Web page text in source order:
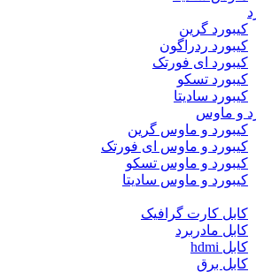
کیبورد گرین
کیبورد ردراگون
کیبورد ای فورتک
کیبورد تسکو
کیبورد سادیتا
و ماوس
کیبورد و ماوس گرین
کیبورد و ماوس ای فورتک
کیبورد و ماوس تسکو
کیبورد و ماوس سادیتا
کابل کارت گرافیک
کابل مادربرد
کابل hdmi
کابل برق